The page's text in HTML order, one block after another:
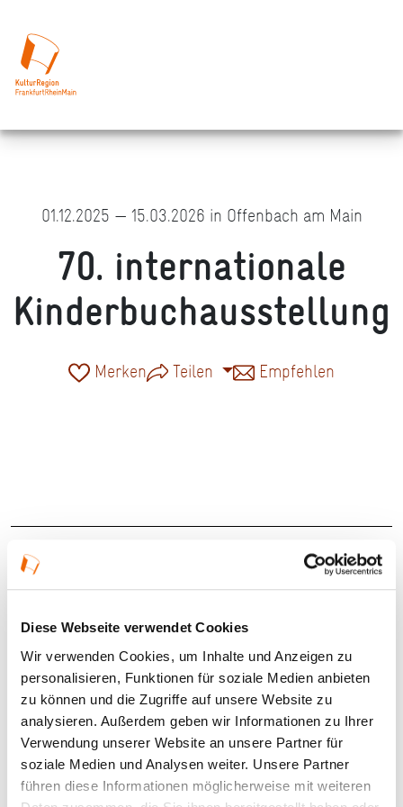
Diese Webseite verwendet Cookies
Wir verwenden Cookies, um Inhalte und Anzeigen zu
personalisieren, Funktionen für soziale Medien anbieten
zu können und die Zugriffe auf unsere Website zu
analysieren. Außerdem geben wir Informationen zu Ihrer
Verwendung unserer Website an unsere Partner für
soziale Medien und Analysen weiter. Unsere Partner
führen diese Informationen möglicherweise mit weiteren
01.12.2025 — 15.03.2026 in Offenbach am Main
70. internationale
Kinderbuchausstellung
Merken Teilen Empfehlen
Details
Öffnungszeiten:
Di–Do 13–18 Uhr; Fr 14–21 Uhr; Sa, So 11–18 Uhr
Veranstaltungstyp:Ausstellung
Kosten und Anmeldung